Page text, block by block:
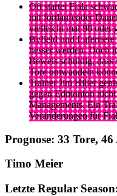
Oft startet Fiala
mit fortlaufender
vielleicht mal 90 oder
Byfield und Laferriere
besser werden. Doch
Beweis schuldig, dass
Tore umwandeln
Trainer Jim Hiller
gegen Edmonton
Managements. Ein
Veränderungen für
Prognose: 33 Tore, 46
Timo Meier
Letzte Regular